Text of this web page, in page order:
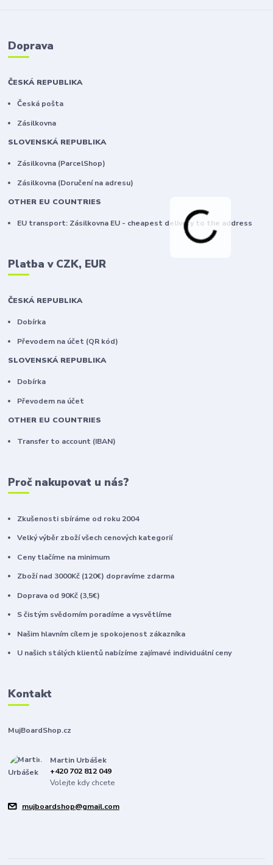
Doprava
ČESKÁ REPUBLIKA
Česká pošta
Zásilkovna
SLOVENSKÁ REPUBLIKA
Zásilkovna (ParcelShop)
Zásilkovna (Doručení na adresu)
OTHER EU COUNTRIES
EU transport: Zásilkovna EU - cheapest delivery to the address
Platba v CZK, EUR
ČESKÁ REPUBLIKA
Dobírka
Převodem na účet (QR kód)
SLOVENSKÁ REPUBLIKA
Dobírka
Převodem na účet
OTHER EU COUNTRIES
Transfer to account (IBAN)
Proč nakupovat u nás?
Zkušenosti sbíráme od roku 2004
Velký výběr zboží všech cenových kategorií
Ceny tlačíme na minimum
Zboží nad 3000Kč (120€) dopravíme zdarma
Doprava od 90Kč (3,5€)
S čistým svědomím poradíme a vysvětlíme
Našim hlavním cílem je spokojenost zákazníka
U našich stálých klientů nabízíme zajímavé individuální ceny
Kontakt
MujBoardShop.cz
Martin Urbášek
+420 702 812 049
Volejte kdy chcete
mujboardshop@gmail.com